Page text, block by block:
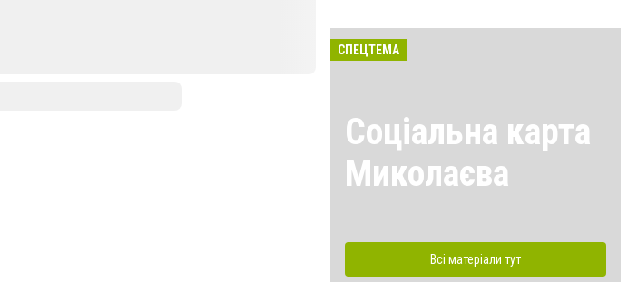
СПЕЦТЕМА
Соціальна карта
Миколаєва
Всі матеріали тут